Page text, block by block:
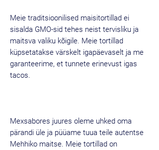
Meie traditsioonilised maisitortillad ei
sisalda GMO-sid tehes neist tervisliku ja
maitsva valiku kõigile. Meie tortillad
küpsetatakse värskelt igapäevaselt ja me
garanteerime, et tunnete erinevust igas
tacos.
Mexsabores juures oleme uhked oma
pärandi üle ja püüame tuua teile autentse
Mehhiko maitse. Meie tortillad on